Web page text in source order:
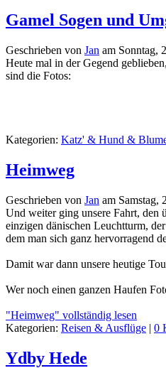
Gamel Sogen und
Geschrieben von Jan am Sonntag,
Heute mal in der Gegend
sind die Fotos:
Kategorien: Katz' & Hund &
Heimweg
Geschrieben von Jan am Samstag,
Und weiter ging unsere Fahrt, den
einzigen dänischen Leuchtturm,
dem man sich ganz hervorragend
Damit war dann unsere heutige
Wer noch einen ganzen Haufen
"Heimweg" vollständig lesen
Kategorien: Reisen & Ausflüge | 0
Ydby Hede